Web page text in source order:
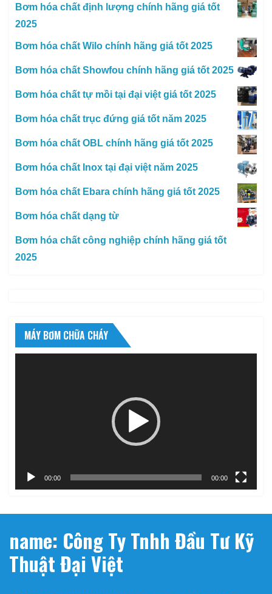
Bơm hóa chất định lượng chính hãng giá tốt
2025
Bơm hóa chất Wilo chính hãng giá tốt 2025
Bơm hóa chất Showfou chính hãng giá tốt 2025
Bơm hóa chất tự mồi tại đại việt giá tốt 2025
Bơm hóa chất trục đứng giá tốt năm 2025
Bơm hóa chất OBL chính hãng giá tốt 2025
Bơm hóa chất Inox tại đại việt năm 2025
Bơm hóa chất Ebara chính hãng giá tốt 2025
Bơm hóa chất dạng từ
Bơm hóa chất công nghiệp chính hãng giá tốt
2025
MÁY BƠM CHỮA CHÁY
00:00 00:00
name: Công Ty Tnhh Đầu Tư Kỹ
Thuật Đại Việt